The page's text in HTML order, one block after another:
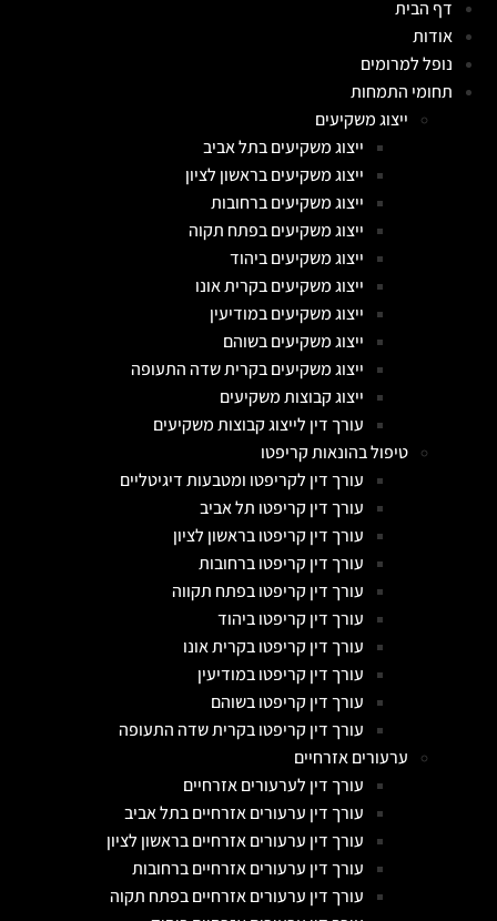
דף הבית
אודות
נופל למרומים
תחומי התמחות
ייצוג משקיעים
ייצוג משקיעים בתל אביב
ייצוג משקיעים בראשון לציון
ייצוג משקיעים ברחובות
ייצוג משקיעים בפתח תקוה
ייצוג משקיעים ביהוד
ייצוג משקיעים בקרית אונו
ייצוג משקיעים במודיעין
ייצוג משקיעים בשוהם
ייצוג משקיעים בקרית שדה התעופה
ייצוג קבוצות משקיעים
עורך דין לייצוג קבוצות משקיעים
טיפול בהונאות קריפטו
עורך דין לקריפטו ומטבעות דיגיטליים
עורך דין קריפטו תל אביב
עורך דין קריפטו בראשון לציון
עורך דין קריפטו ברחובות
עורך דין קריפטו בפתח תקווה
עורך דין קריפטו ביהוד
עורך דין קריפטו בקרית אונו
עורך דין קריפטו במודיעין
עורך דין קריפטו בשוהם
עורך דין קריפטו בקרית שדה התעופה
ערעורים אזרחיים
עורך דין לערעורים אזרחיים
עורך דין ערעורים אזרחיים בתל אביב
עורך דין ערעורים אזרחיים בראשון לציון
עורך דין ערעורים אזרחיים ברחובות
עורך דין ערעורים אזרחיים בפתח תקוה